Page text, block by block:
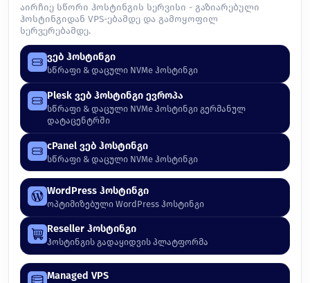
აირჩიე სწორი ჰოსტინგის სერვისი - გაზიარებული
ჰოსტინგიდან VPS-ებამდე და გამოყოფილ
სერვერებამდე.
ვებ ჰოსტინგი
სწრაფი & დაცული NVMe ჰოსტინგი
Plesk ვებ ჰოსტინგი ევროპა
სწრაფი & დაცული NVMe ჰოსტინგი გერმანულ
დატაცენტრში
cPanel ვებ ჰოსტინგი
სწრაფი & დაცული NVMe ჰოსტინგი
WordPress ჰოსტინგი
ოპტიმიზებული WordPress ჰოსტინგი
Reseller ჰოსტინგი
ჰოსტინგის გადაყიდვის პლატფორმა
Managed VPS